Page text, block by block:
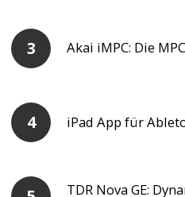
Akai iMPC: Die
iPad App für
TDR Nova GE: